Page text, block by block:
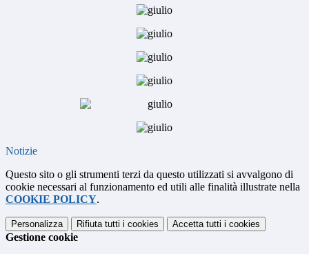
Notizie
Questo sito o gli strumenti terzi da questo utilizzati si avvalgono di
cookie necessari al funzionamento ed utili alle finalità illustrate nella
COOKIE POLICY.
Personalizza Rifiuta tutti i cookies Accetta tutti i cookies
Gestione cookie